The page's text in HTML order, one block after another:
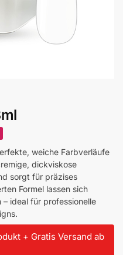
weiche Farbverläufe
dickviskose
sorgt für präzises
Formel lassen sich
ideal für professionelle
+ Gratis Versand ab